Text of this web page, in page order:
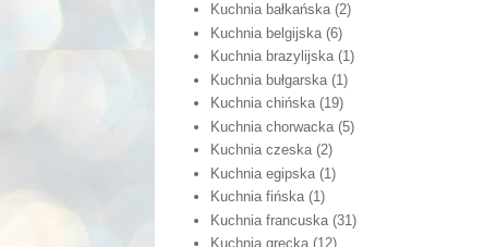
Kuchnia bałkańska (2)
Kuchnia belgijska (6)
Kuchnia brazylijska (1)
Kuchnia bułgarska (1)
Kuchnia chińska (19)
Kuchnia chorwacka (5)
Kuchnia czeska (2)
Kuchnia egipska (1)
Kuchnia fińska (1)
Kuchnia francuska (31)
Kuchnia grecka (12)